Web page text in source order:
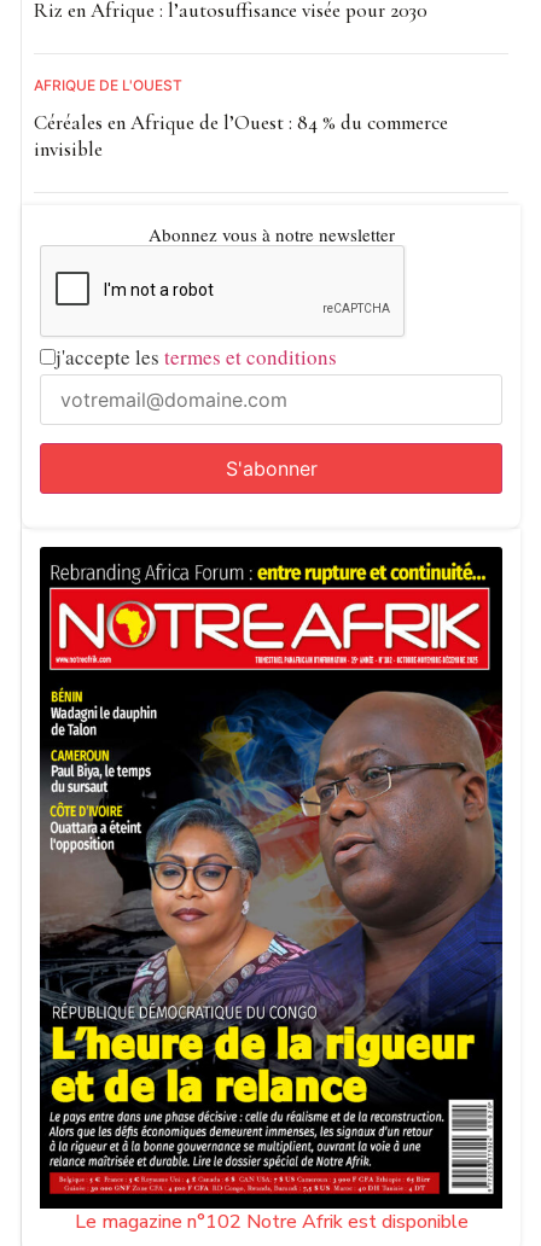
Riz en Afrique : l’autosuffisance visée pour 2030
AFRIQUE DE L'OUEST
Céréales en Afrique de l’Ouest : 84 % du commerce
invisible
Abonnez vous à notre newsletter
j'accepte les termes et conditions
Le magazine n°102 Notre Afrik est disponible